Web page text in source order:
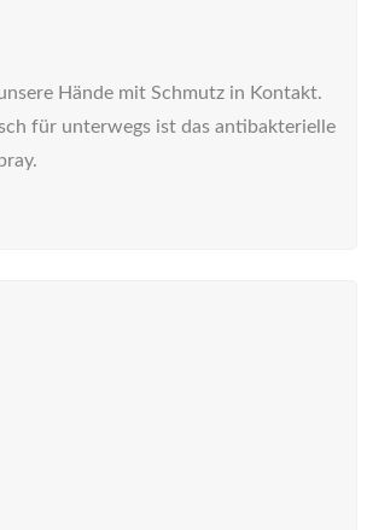
Hände mit Schmutz in Kontakt.
für unterwegs ist das antibakterielle